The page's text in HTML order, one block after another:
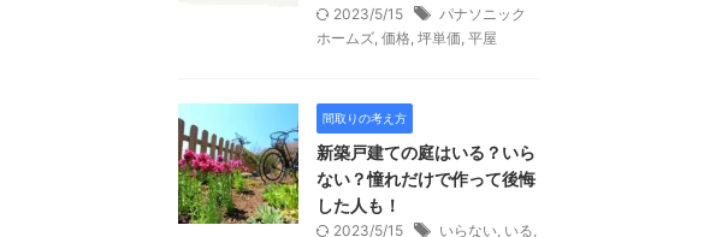
2023/5/15
パナソニック
ホームズ, 価格, 坪単価, 平屋
間取りの考え方
新築戸建ての庭はいる？いら
ない？憧れだけで作って後悔
した人も！
2023/5/15 いらない, いる,